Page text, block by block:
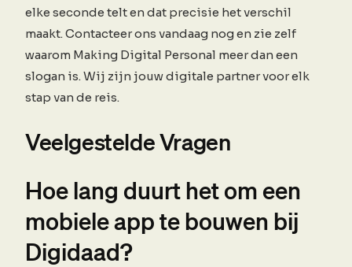
elke seconde telt en dat precisie het verschil
maakt. Contacteer ons vandaag nog en zie zelf
waarom Making Digital Personal meer dan een
slogan is. Wij zijn jouw digitale partner voor elk
stap van de reis.
Veelgestelde Vragen
Hoe lang duurt het om een
mobiele app te bouwen bij
Digidaad?